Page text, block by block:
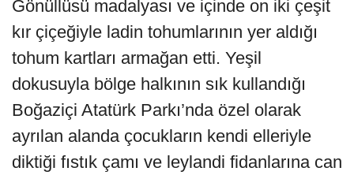
Gönüllüsü madalyası ve içinde on iki çeşit
kır çiçeğiyle ladin tohumlarının yer aldığı
tohum kartları armağan etti. Yeşil
dokusuyla bölge halkının sık kullandığı
Boğaziçi Atatürk Parkı’nda özel olarak
ayrılan alanda çocukların kendi elleriyle
diktiği fıstık çamı ve leylandi fidanlarına can